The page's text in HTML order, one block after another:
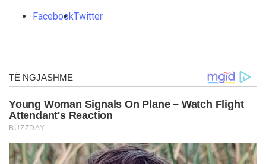
FacebookTwitter